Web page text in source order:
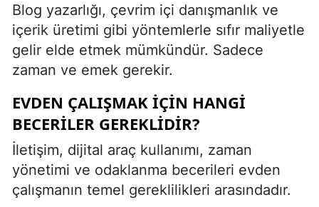
Blog yazarlığı, çevrim içi danışmanlık ve
içerik üretimi gibi yöntemlerle sıfır maliyetle
gelir elde etmek mümkündür. Sadece
zaman ve emek gerekir.
EVDEN ÇALIŞMAK İÇIN HANGI
BECERILER GEREKLIDIR?
İletişim, dijital araç kullanımı, zaman
yönetimi ve odaklanma becerileri evden
çalışmanın temel gereklilikleri arasındadır.